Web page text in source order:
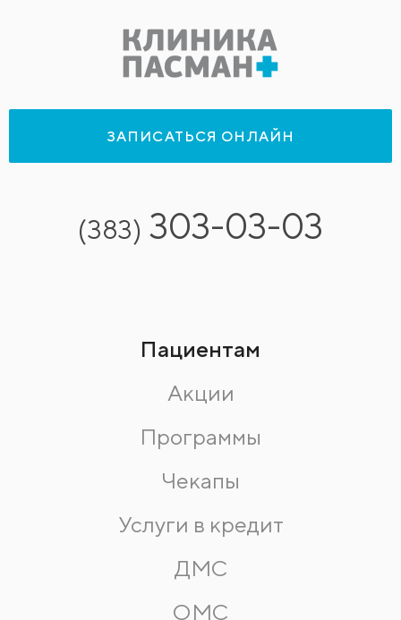
ЗАПИСАТЬСЯ ОНЛАЙН
(383) 303-03-03
Пациентам
Акции
Программы
Чекапы
Услуги в кредит
ДМС
ОМС